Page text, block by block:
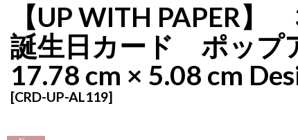
【UP WITH PAPER
誕生日カード ポップ
17.78 cm × 5.08 cm
[CRD-UP-AL119]